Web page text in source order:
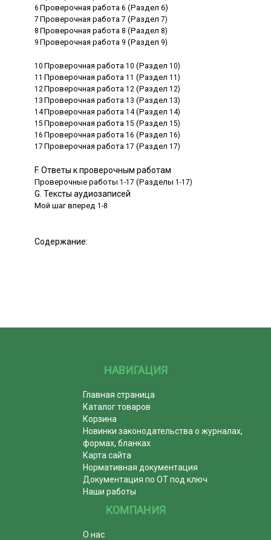
6 Проверочная работа 6 (Раздел 6)
7 Проверочная работа 7 (Раздел 7)
8 Проверочная работа 8 (Раздел 8)
9 Проверочная работа 9 (Раздел 9)
10 Проверочная работа 10 (Раздел 10)
11 Проверочная работа 11 (Раздел 11)
12 Проверочная работа 12 (Раздел 12)
13 Проверочная работа 13 (Раздел 13)
14Проверочная работа 14(Раздел 14)
15 Проверочная работа 15 (Раздел 15)
16 Проверочная работа 16 (Раздел 16)
17 Проверочная работа 17 (Раздел 17)
F. Ответы к проверочным работам
Проверочные работы 1-17 (Разделы 1-17)
G. Тексты аудиозаписей
Мой шаг вперед 1-8
Содержание:
НАВИГАЦИЯ
Главная страница
Каталог товаров
Корзина
Новинки законодательства о журналах,
формах, бланках
Карта сайта
Нормативная документация
Документация по ОТ под ключ
Наши работы
КОМПАНИЯ
О нас